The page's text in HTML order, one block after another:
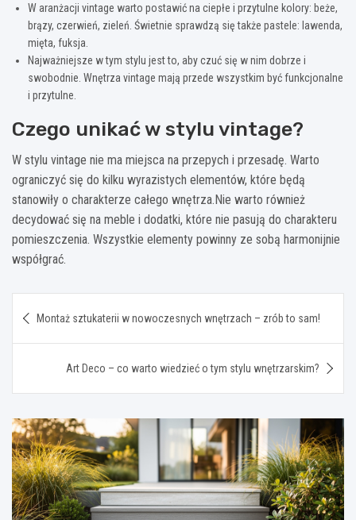
W aranżacji vintage warto postawić na ciepłe i przytulne kolory: beże,
brązy, czerwień, zieleń. Świetnie sprawdzą się także pastele: lawenda,
mięta, fuksja.
Najważniejsze w tym stylu jest to, aby czuć się w nim dobrze i
swobodnie. Wnętrza vintage mają przede wszystkim być funkcjonalne
i przytulne.
Czego unikać w stylu vintage?
W stylu vintage nie ma miejsca na przepych i przesadę. Warto
ograniczyć się do kilku wyrazistych elementów, które będą
stanowiły o charakterze całego wnętrza.Nie warto również
decydować się na meble i dodatki, które nie pasują do charakteru
pomieszczenia. Wszystkie elementy powinny ze sobą harmonijnie
współgrać.
wpisu
Montaż sztukaterii w nowoczesnych wnętrzach – zrób to sam!
Art Deco – co warto wiedzieć o tym stylu wnętrzarskim?